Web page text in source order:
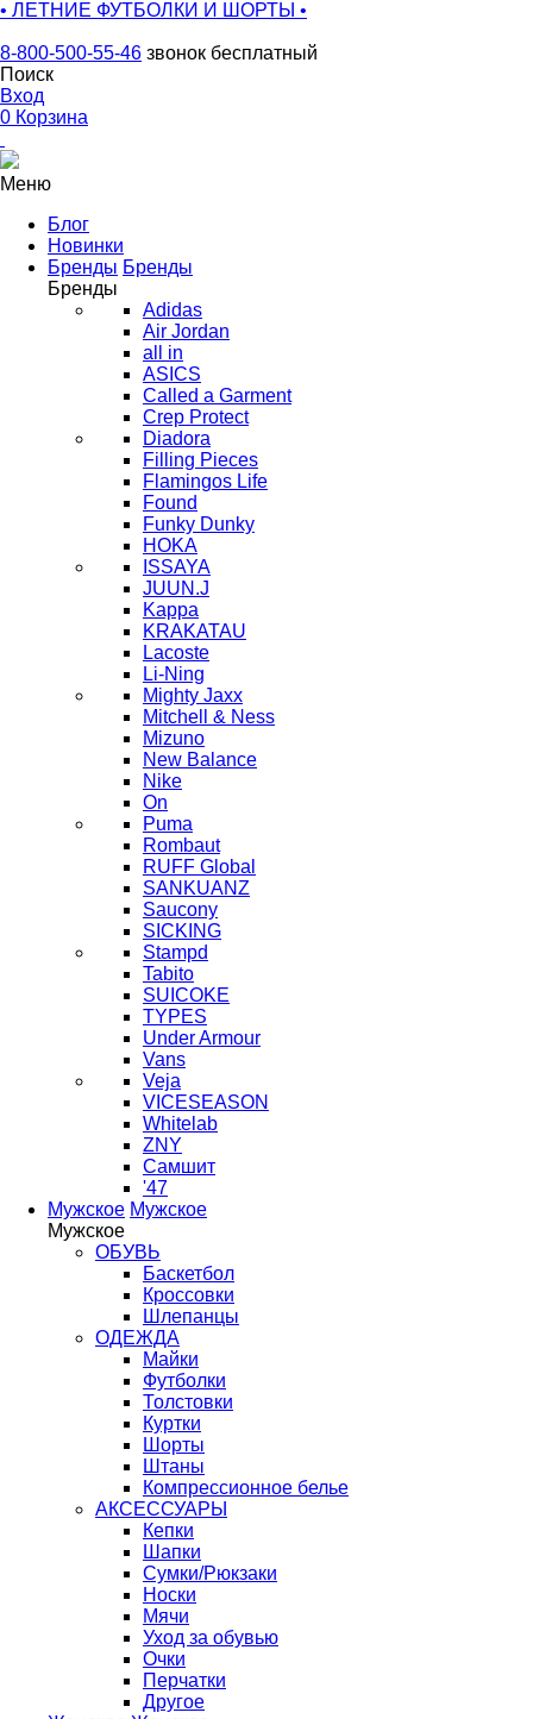
• ЛЕТНИЕ ФУТБОЛКИ И ШОРТЫ •
8-800-500-55-46 звонок бесплатный
Поиск
Вход
0 Корзина
Меню
Блог
Новинки
Бренды Бренды
Бренды
Adidas
Air Jordan
all in
ASICS
Called a Garment
Crep Protect
Diadora
Filling Pieces
Flamingos Life
Found
Funky Dunky
HOKA
ISSAYA
JUUN.J
Kappa
KRAKATAU
Lacoste
Li-Ning
Mighty Jaxx
Mitchell & Ness
Mizuno
New Balance
Nike
On
Puma
Rombaut
RUFF Global
SANKUANZ
Saucony
SICKING
Stampd
Tabito
SUICOKE
TYPES
Under Armour
Vans
Veja
VICESEASON
Whitelab
ZNY
Самшит
'47
Мужское Мужское
Мужское
ОБУВЬ
Баскетбол
Кроссовки
Шлепанцы
ОДЕЖДА
Майки
Футболки
Толстовки
Куртки
Шорты
Штаны
Компрессионное белье
АКСЕССУАРЫ
Кепки
Шапки
Сумки/Рюкзаки
Носки
Мячи
Уход за обувью
Очки
Перчатки
Другое